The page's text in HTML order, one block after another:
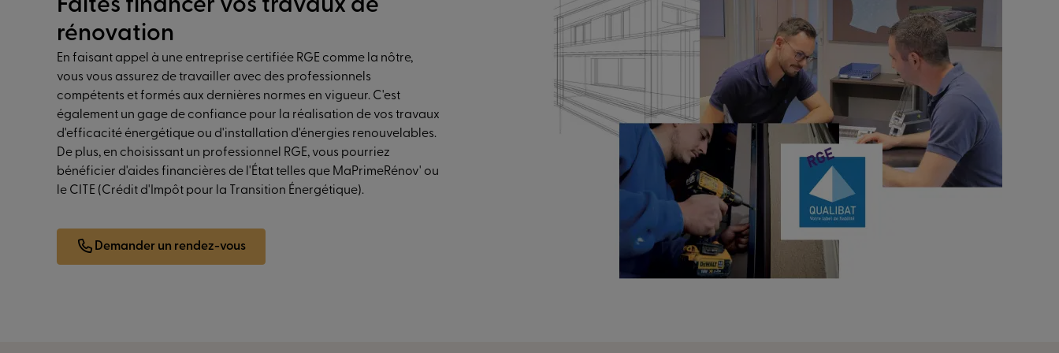
Faites financer vos travaux de
rénovation
En faisant appel à une entreprise certifiée RGE comme la nôtre,
vous vous assurez de travailler avec des professionnels
compétents et formés aux dernières normes en vigueur. C'est
également un gage de confiance pour la réalisation de vos travaux
d'efficacité énergétique ou d'installation d'énergies renouvelables.
De plus, en choisissant un professionnel RGE, vous pourriez
bénéficier d'aides financières de l'État telles que MaPrimeRénov' ou
le CITE (Crédit d'Impôt pour la Transition Énergétique).
Demander un rendez-vous